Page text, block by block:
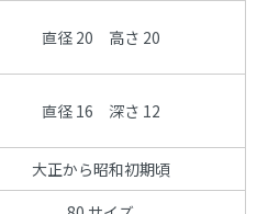
直径 20　高さ 20
直径 16　深さ 12
大正から昭和初期頃